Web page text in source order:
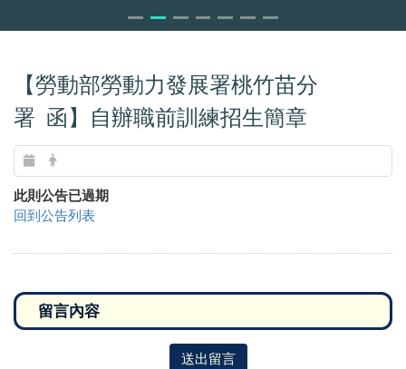
【勞動部勞動力發展署桃竹苗分
署 函】自辦職前訓練招生簡章
此則公告已過期
回到公告列表
送出留言